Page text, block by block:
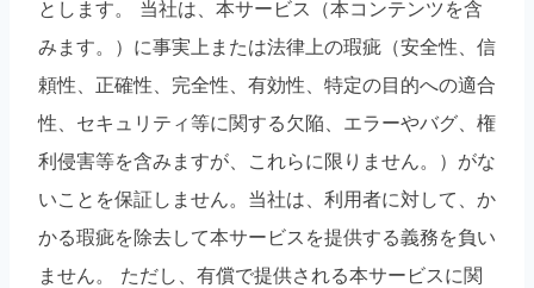
とします。 当社は、本サービス（本コンテンツを含
みます。）に事実上または法律上の瑕疵（安全性、信
頼性、正確性、完全性、有効性、特定の目的への適合
性、セキュリティ等に関する欠陥、エラーやバグ、権
利侵害等を含みますが、これらに限りません。）がな
いことを保証しません。当社は、利用者に対して、か
かる瑕疵を除去して本サービスを提供する義務を負い
ません。 ただし、有償で提供される本サービスに関